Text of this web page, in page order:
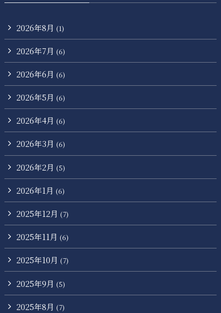
2026年8月 (1)
2026年7月 (6)
2026年6月 (6)
2026年5月 (6)
2026年4月 (6)
2026年3月 (6)
2026年2月 (5)
2026年1月 (6)
2025年12月 (7)
2025年11月 (6)
2025年10月 (7)
2025年9月 (5)
2025年8月 (7)